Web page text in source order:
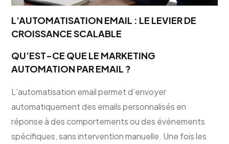
L’AUTOMATISATION EMAIL : LE LEVIER DE
CROISSANCE SCALABLE
QU’EST-CE QUE LE MARKETING
AUTOMATION PAR EMAIL ?
L’automatisation email permet d’envoyer
automatiquement des emails personnalisés en
réponse à des comportements ou des événements
spécifiques, sans intervention manuelle. Une fois les